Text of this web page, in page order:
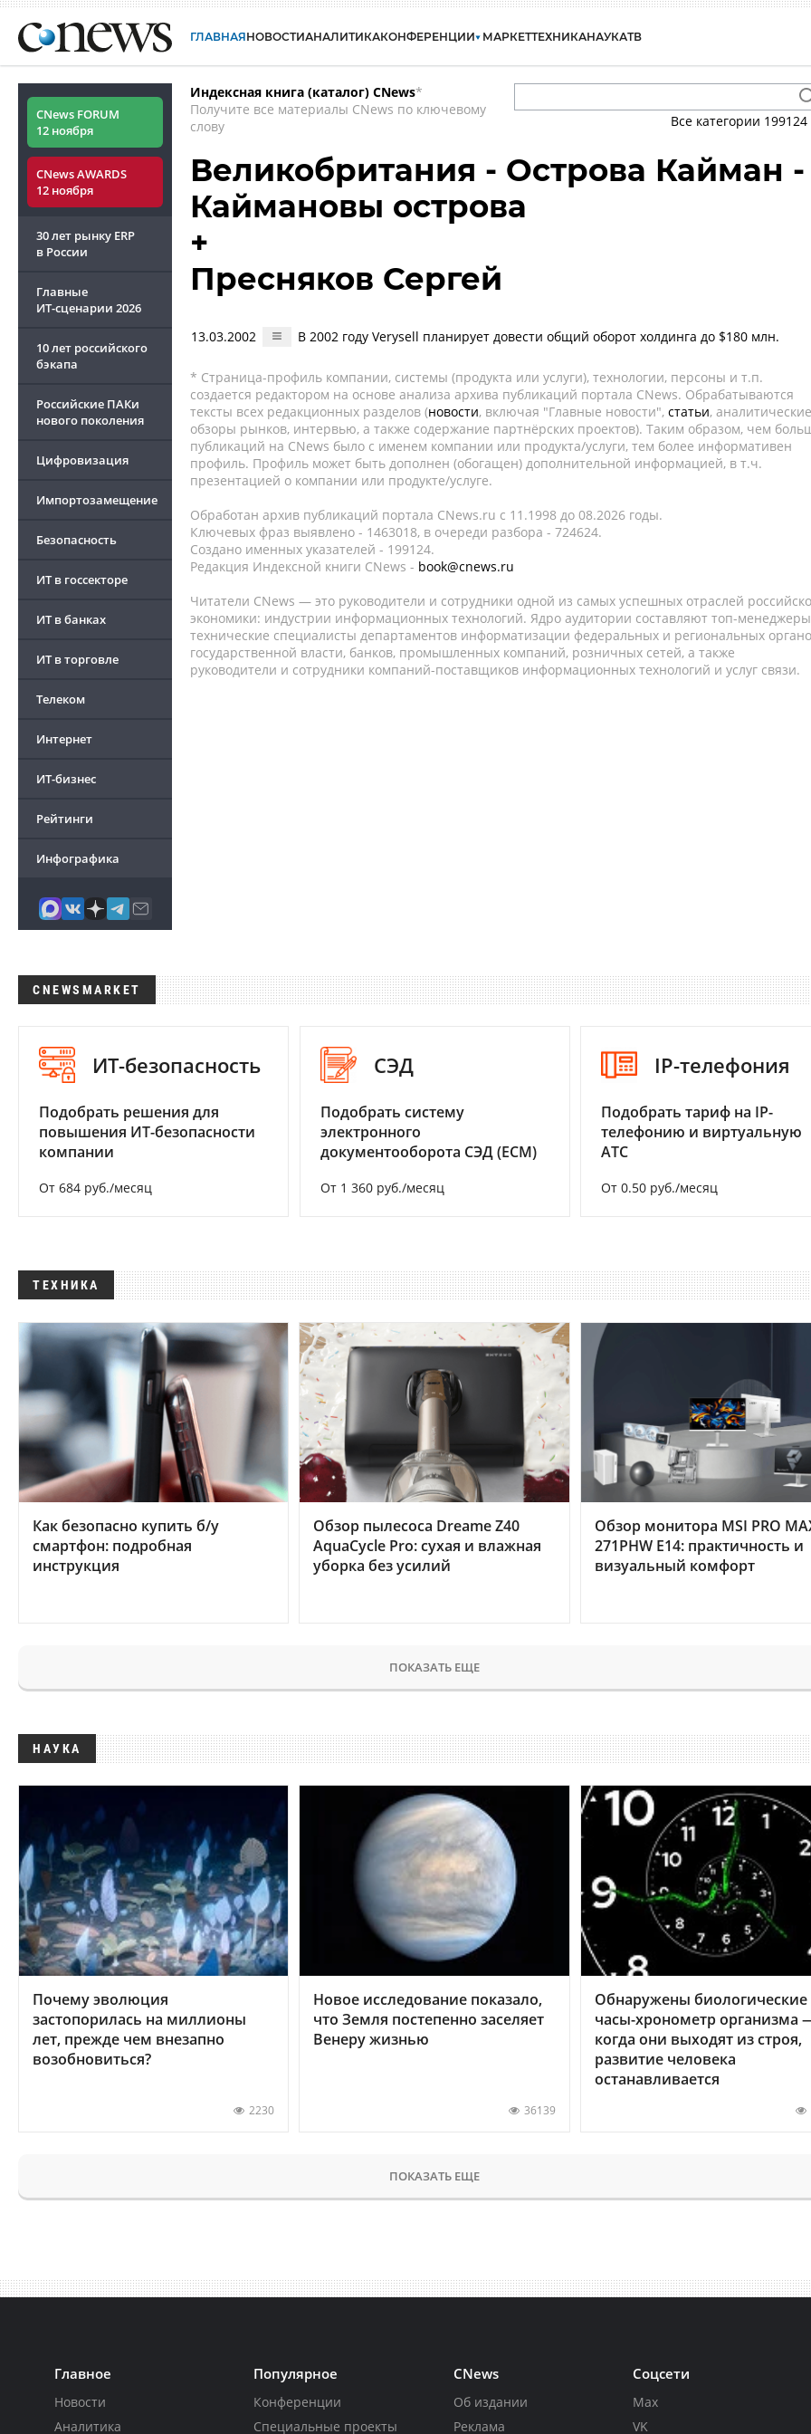
ГЛАВНАЯНОВОСТИАНАЛИТИКАКОНФЕРЕНЦИИ МАРКЕТТЕХНИКАНАУКАТВ
CNews FORUM
12 ноября
CNews AWARDS
12 ноября
30 лет рынку ERP
в России
Главные
ИТ-сценарии 2026
10 лет российского
бэкапа
Российские ПАКи
нового поколения
Цифровизация
Импортозамещение
Безопасность
ИТ в госсекторе
ИТ в банках
ИТ в торговле
Телеком
Интернет
ИТ-бизнес
Рейтинги
Инфографика
Индексная книга (каталог) CNews*
Получите все материалы CNews по ключевому
слову
Все категории 199124
Великобритания - Острова Кайман -
Каймановы острова
+
Пресняков Сергей
13.03.2002 В 2002 году Verysell планирует довести общий оборот холдинга до $180 млн.
* Страница-профиль компании, системы (продукта или услуги), технологии, персоны и т.п.
создается редактором на основе анализа архива публикаций портала CNews. Обрабатываются
тексты всех редакционных разделов (новости, включая "Главные новости", статьи, аналитические
обзоры рынков, интервью, а также содержание партнёрских проектов). Таким образом, чем
публикаций на CNews было с именем компании или продукта/услуги, тем более информативен
профиль. Профиль может быть дополнен (обогащен) дополнительной информацией, в т.ч.
презентацией о компании или продукте/услуге.
Обработан архив публикаций портала CNews.ru c 11.1998 до 08.2026 годы.
Ключевых фраз выявлено - 1463018, в очереди разбора - 724624.
Создано именных указателей - 199124.
Редакция Индексной книги CNews - book@cnews.ru
Читатели CNews — это руководители и сотрудники одной из самых успешных отраслей
экономики: индустрии информационных технологий. Ядро аудитории составляют топ-
технические специалисты департаментов информатизации федеральных и региональных
государственной власти, банков, промышленных компаний, розничных сетей, а также
руководители и сотрудники компаний-поставщиков информационных технологий и услуг связи.
CNEWSMARKET
ИТ-безопасность
Подобрать решения для
повышения ИТ-безопасности
компании
От 684 руб./месяц
СЭД
Подобрать систему
электронного
документооборота СЭД (ECM)
От 1 360 руб./месяц
IP-телефония
Подобрать тариф на IP-
телефонию и виртуальную
АТС
От 0.50 руб./месяц
ТЕХНИКА
Как безопасно купить б/у
смартфон: подробная
инструкция
Обзор пылесоса Dreame Z40
AquaCycle Pro: сухая и влажная
уборка без усилий
Обзор монитора MSI PRO
271PHW E14: практичность и
визуальный комфорт
ПОКАЗАТЬ ЕЩЕ
НАУКА
Почему эволюция
застопорилась на миллионы
лет, прежде чем внезапно
возобновиться?
2230
Новое исследование показало,
что Земля постепенно заселяет
Венеру жизнью
36139
Обнаружены биологические
часы-хронометр организма
когда они выходят из строя,
развитие человека
останавливается
ПОКАЗАТЬ ЕЩЕ
Главное
Новости
Аналитика
Популярное
Конференции
Специальные проекты
CNews
Об издании
Реклама
Соцсети
Max
VK